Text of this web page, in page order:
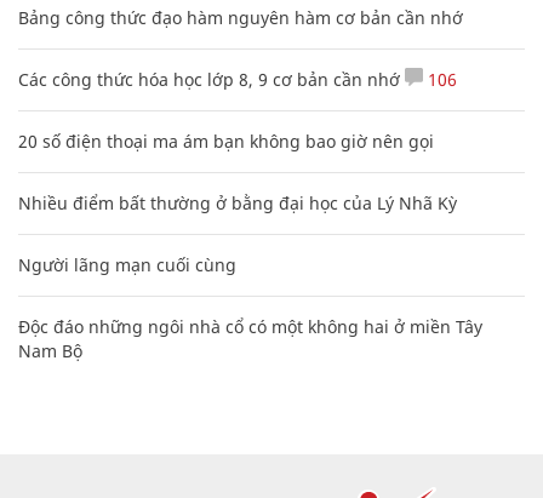
Bảng công thức đạo hàm nguyên hàm cơ bản cần nhớ
Các công thức hóa học lớp 8, 9 cơ bản cần nhớ 106
20 số điện thoại ma ám bạn không bao giờ nên gọi
Nhiều điểm bất thường ở bằng đại học của Lý Nhã Kỳ
Người lãng mạn cuối cùng
Độc đáo những ngôi nhà cổ có một không hai ở miền Tây
Nam Bộ